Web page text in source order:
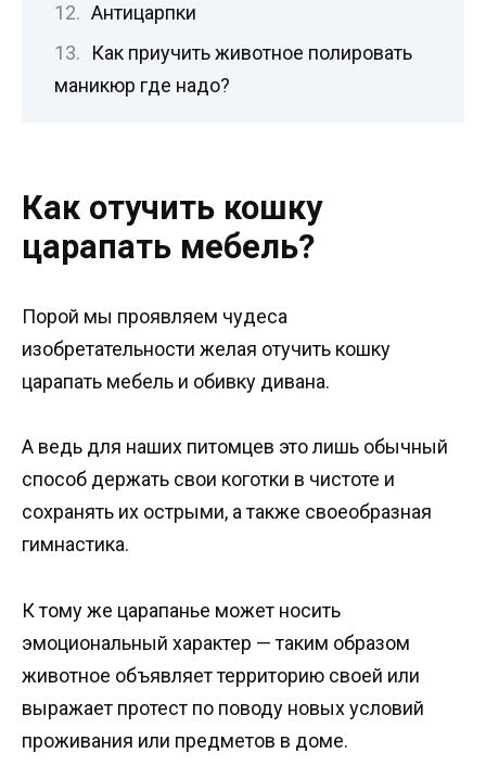
Антицарпки
Как приучить животное полировать
маникюр где надо?
Как отучить кошку
царапать мебель?
Порой мы проявляем чудеса
изобретательности желая отучить кошку
царапать мебель и обивку дивана.
А ведь для наших питомцев это лишь обычный
способ держать свои коготки в чистоте и
сохранять их острыми, а также своеобразная
гимнастика.
К тому же царапанье может носить
эмоциональный характер — таким образом
животное объявляет территорию своей или
выражает протест по поводу новых условий
проживания или предметов в доме.